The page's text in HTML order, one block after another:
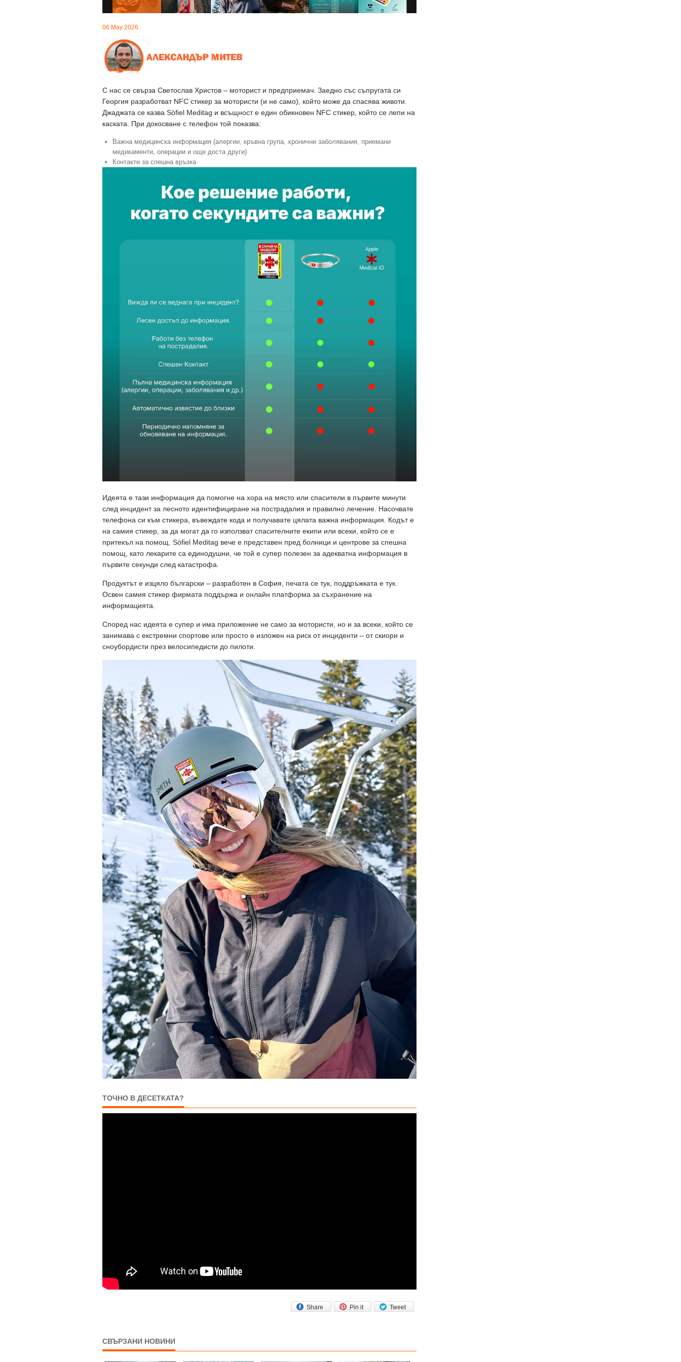
06 May 2026
С нас се свърза Светослав Христов – моторист и предприемач. Заедно със съпругата си
Георгия разработват NFC стикер за мотористи (и не само), който може да спасява животи.
Джаджата се казва Sòfiel Meditag и всъщност е един обикновен NFC стикер, който се лепи на
каската. При докосване с телефон той показва:
Важна медицинска информация (алергии, кръвна група, хронични заболявания, приемани
медикаменти, операции и още доста други)
Контакти за спешна връзка
Идеята е тази информация да помогне на хора на място или спасители в първите минути
след инцидент за лесното идентифициране на пострадалия и правилно лечение. Насочвате
телефона си към стикера, въвеждате кода и получавате цялата важна информация. Кодът е
на самия стикер, за да могат да го използват спасителните екипи или всеки, който се е
притекъл на помощ. Sòfiel Meditag вече е представен пред болници и центрове за спешна
помощ, като лекарите са единодушни, че той е супер полезен за адекватна информация в
първите секунди след катастрофа.
Продуктът е изцяло български – разработен в София, печата се тук, поддръжката е тук.
Освен самия стикер фирмата поддържа и онлайн платформа за съхранение на
информацията.
Според нас идеята е супер и има приложение не само за мотористи, но и за всеки, който се
занимава с екстремни спортове или просто е изложен на риск от инциденти – от скиори и
сноубордисти през велосипедисти до пилоти.
ТОЧНО В ДЕСЕТКАТА?
Tweet
Pin it
Share
СВЪРЗАНИ НОВИНИ